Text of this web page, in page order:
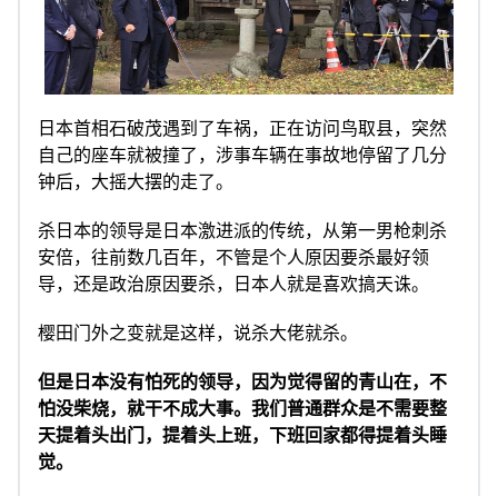
日本首相石破茂遇到了车祸，正在访问鸟取县，突然
自己的座车就被撞了，涉事车辆在事故地停留了几分
钟后，大摇大摆的走了。
杀日本的领导是日本激进派的传统，从第一男枪刺杀
安倍，往前数几百年，不管是个人原因要杀最好领
导，还是政治原因要杀，日本人就是喜欢搞天诛。
樱田门外之变就是这样，说杀大佬就杀。
但是日本没有怕死的领导，因为觉得留的青山在，不
怕没柴烧，就干不成大事。我们普通群众是不需要整
天提着头出门，提着头上班，下班回家都得提着头睡
觉。